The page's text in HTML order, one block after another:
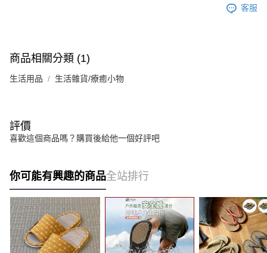
客服
商品相關分類 (1)
生活用品 生活雜貨/療癒小物
評價
喜歡這個商品嗎？購買後給他一個好評吧
你可能有興趣的商品全站排行